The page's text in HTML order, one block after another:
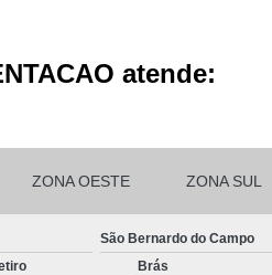
atende:
ZONA OESTE ZONA SUL
São Bernardo do Campo
Brás